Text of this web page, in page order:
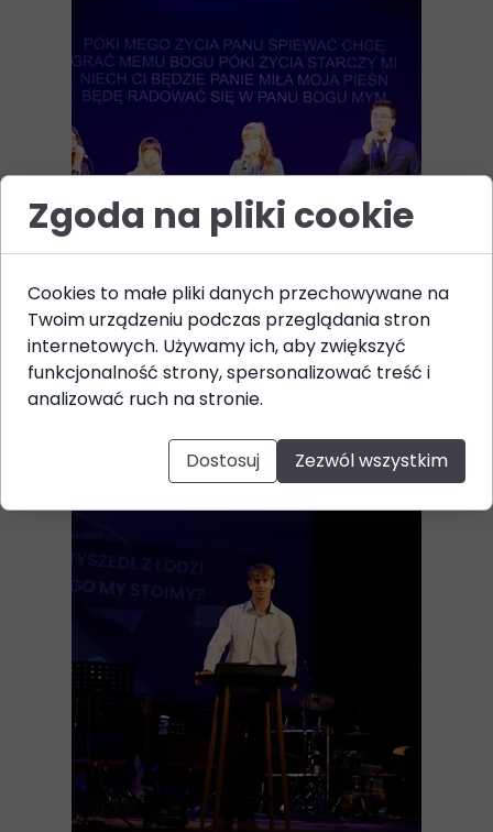
Zgoda na pliki cookie
Cookies to małe pliki danych przechowywane na
Twoim urządzeniu podczas przeglądania stron
internetowych. Używamy ich, aby zwiększyć
funkcjonalność strony, spersonalizować treść i
analizować ruch na stronie.
Dostosuj Zezwól wszystkim